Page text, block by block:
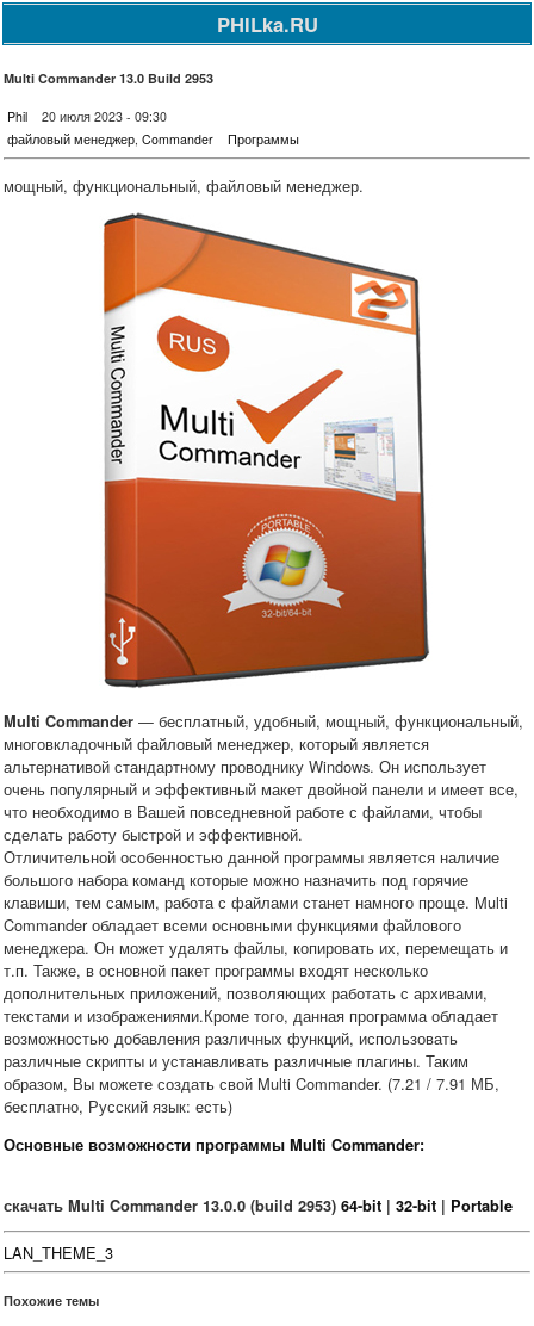
PHILka.RU
Multi Commander 13.0 Build 2953
Phil
20 июля 2023 - 09:30
файловый менеджер, Commander Программы
мощный, функциональный, файловый менеджер.
Multi Commander — бесплатный, удобный, мощный, функциональный,
многовкладочный файловый менеджер, который является
альтернативой стандартному проводнику Windows. Он использует
очень популярный и эффективный макет двойной панели и имеет все,
что необходимо в Вашей повседневной работе с файлами, чтобы
сделать работу быстрой и эффективной.
Отличительной особенностью данной программы является наличие
большого набора команд которые можно назначить под горячие
клавиши, тем самым, работа с файлами станет намного проще. Multi
Commander обладает всеми основными функциями файлового
менеджера. Он может удалять файлы, копировать их, перемещать и
т.п. Также, в основной пакет программы входят несколько
дополнительных приложений, позволяющих работать с архивами,
текстами и изображениями.Кроме того, данная программа обладает
возможностью добавления различных функций, использовать
различные скрипты и устанавливать различные плагины. Таким
образом, Вы можете создать свой Multi Commander. (7.21 / 7.91 МБ,
бесплатно, Русский язык: есть)
Основные возможности программы Multi Commander:
скачать Multi Commander 13.0.0 (build 2953) 64-bit | 32-bit | Portable
LAN_THEME_3
Похожие темы